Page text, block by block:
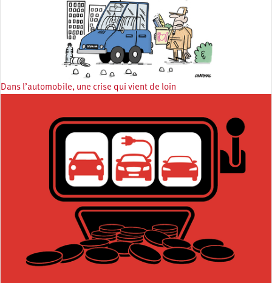
Dans l’automobile, une crise qui vient de loin